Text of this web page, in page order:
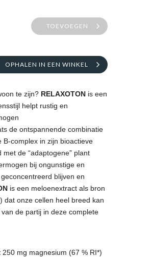
TOEVOEGEN
OPHALEN IN EEN WINKEL
te zijn? RELAXOTON is een
helpt rustig en
de ontspannende combinatie
complex in zijn bioactieve
de “adaptogene” plant
bij ongunstige en
blijven en
is een meloenextract als bron
dat onze cellen heel breed kan
de partij in deze complete
250 mg magnesium (67 % RI*)